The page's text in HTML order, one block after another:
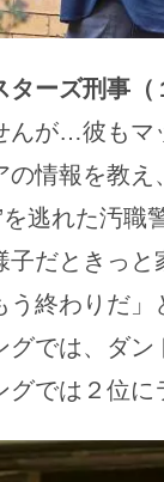
ターズ刑事（
が…彼もマ
情報を教
逃れた汚職
だときっ
終わりだ
では、ダン
グでは２位に